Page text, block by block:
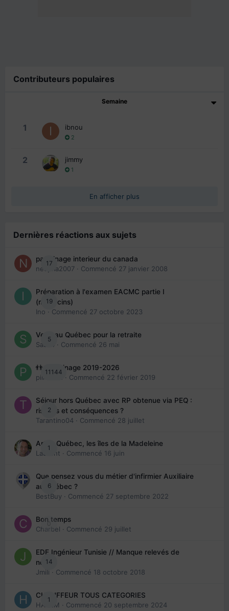
Contributeurs populaires
Semaine
1 ibnou
2
2 jimmy
1
En afficher plus
Dernières réactions aux sujets
17
parrainage interieur du canada
nedjma2007 · Commencé 27 janvier 2008
19
Préparation à l'examen EACMC partie I
(médecins)
Ino · Commencé 27 octobre 2023
5
Venir au Québec pour la retraite
Sab74
· Commencé 26 mai
11144
👬 Parrainage 2019-2026
piinoush
· Commencé 22 février 2019
2
Séjour hors Québec avec RP obtenue via PEQ :
risques et conséquences ?
Tarantino04 · Commencé 28 juillet
1
Arte : Québec, les îles de la Madeleine
Laurent · Commencé 16 juin
6
Que pensez vous du métier d'infirmier Auxiliaire
au Québec ?
BestBuy · Commencé 27 septembre 2022
0
Bon temps
Charbel · Commencé 29 juillet
14
EDE Ingénieur Tunisie // Manque relevés de
note
Jmili · Commencé 18 octobre 2018
1
CHAUFFEUR TOUS CATEGORIES
HAZEM · Commencé 20 septembre 2024